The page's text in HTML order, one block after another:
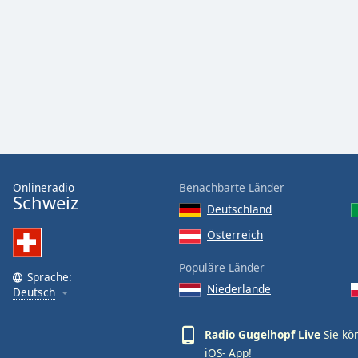
window.
dialog
window.
Escape
will
Onlineradio
Schweiz
Sprache:
Deutsch
Benachbarte Länder
Deutschland
Österreich
Populäre Länder
Niederlande
Radio Gugelhopf Live Sie
iOS- App!